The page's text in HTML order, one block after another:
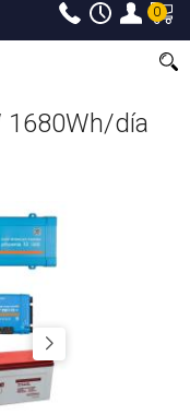
0
1680Wh/día